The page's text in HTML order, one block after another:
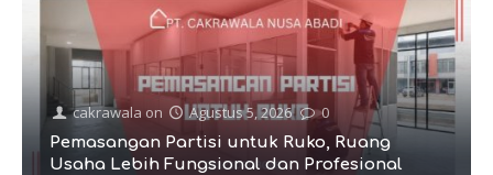
cakrawala on Agustus 5, 2026 0
Pemasangan Partisi untuk Ruko, Ruang
Usaha Lebih Fungsional dan Profesional